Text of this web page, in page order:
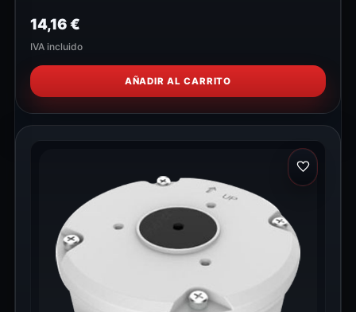
14,16€
IVA incluido
AÑADIR AL CARRITO